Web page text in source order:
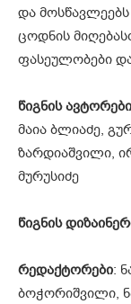
და
ცოდნის
ფასეულობები
წიგნის
მაია ბლიაძე,
ზარდიაშვილი,
მურუსიძე
წიგნის
რედაქტორები:
ბოჭორიშვილი,